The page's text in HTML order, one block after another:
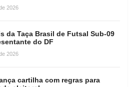
2026
da Taça Brasil de Futsal Sub-09
do DF
2026
cartilha com regras para